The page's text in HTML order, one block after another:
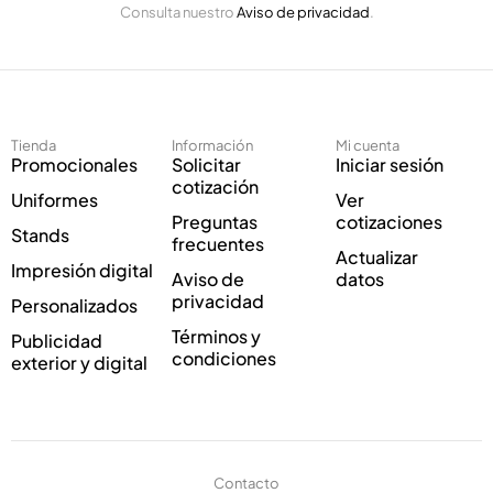
e
l
e
t
r
n
i
o
c
n
i
c
o
*
Consulta nuestroAviso de privacidad.
Tienda
Promocionales
Uniformes
Stands
Impresión digital
Personalizados
Publicidad
exterior y digital
Información
Solicitar
cotización
Preguntas
frecuentes
Aviso de
privacidad
Términos y
condiciones
Mi cuenta
Iniciar sesión
Ver
cotizaciones
Actualizar
datos
Contacto